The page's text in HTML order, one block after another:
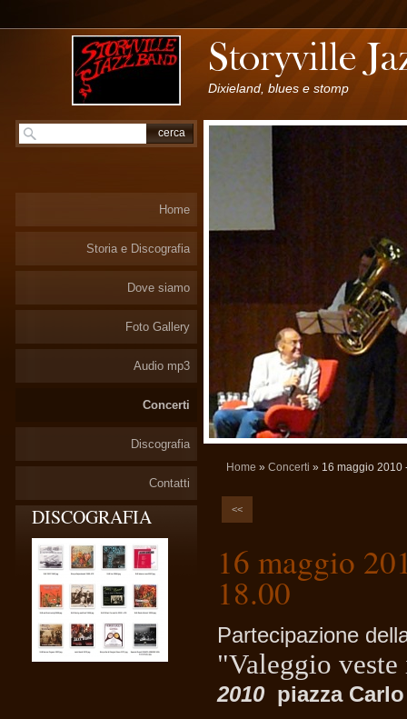
Dixieland, blues e stomp
Home » Concerti » 16 maggio 2010
<<
16 maggio
18.00
Partecipazione
"Valeggio
2010 piazza
Home
Storia e Discografia
Dove siamo
Foto Gallery
Audio mp3
Concerti
Discografia
Contatti
DISCOGRAFIA